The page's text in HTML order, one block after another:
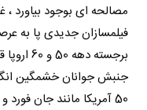
مصالحه ای بوجود بیاورد
فیلمسازان جدیدی پا به
برجسته
50 آمریکا مانند جان